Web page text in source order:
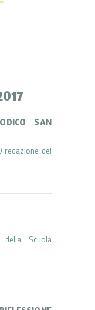
SAN
redazione del
Scuola